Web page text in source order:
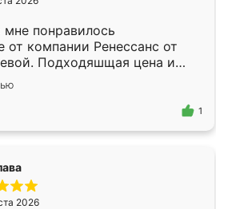
понравилось
от компании Ренессанс от
Подходяшщая цена и
изготовления. Приехавший
Владислав
моему эскизу самый
1
2026